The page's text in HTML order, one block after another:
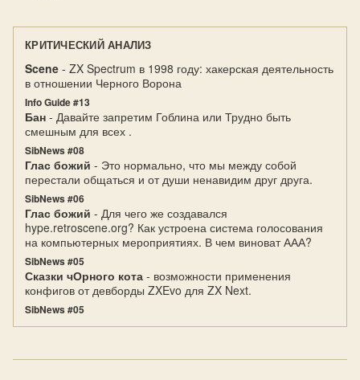
КРИТИЧЕСКИЙ АНАЛИЗ
Scene - ZX Spectrum в 1998 году: хакерская деятельность
в отношении Черного Ворона
Info Guide #13
Бан - Давайте запретим Гоблина или Трудно быть
смешным для всех .
SibNews #08
Глас божий - Это нормально, что мы между собой
перестали общаться и от души ненавидим друг друга.
SibNews #06
Глас божий - Для чего же создавался
hype.retroscene.org? Как устроена система голосования
на компьютерных мероприятиях. В чем виноват ААА?
SibNews #05
Сказки чОрного кота - возможности применения
конфигов от девборды ZXEvo для ZX Next.
SibNews #05